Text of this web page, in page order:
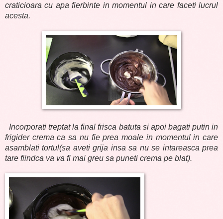
craticioara cu apa fierbinte in momentul in care faceti lucrul
acesta.
Incorporati treptat la final frisca batuta si apoi bagati putin in
frigider crema ca sa nu fie prea moale in momentul in care
asamblati tortul(sa aveti grija insa sa nu se intareasca prea
tare fiindca va va fi mai greu sa puneti crema pe blat).